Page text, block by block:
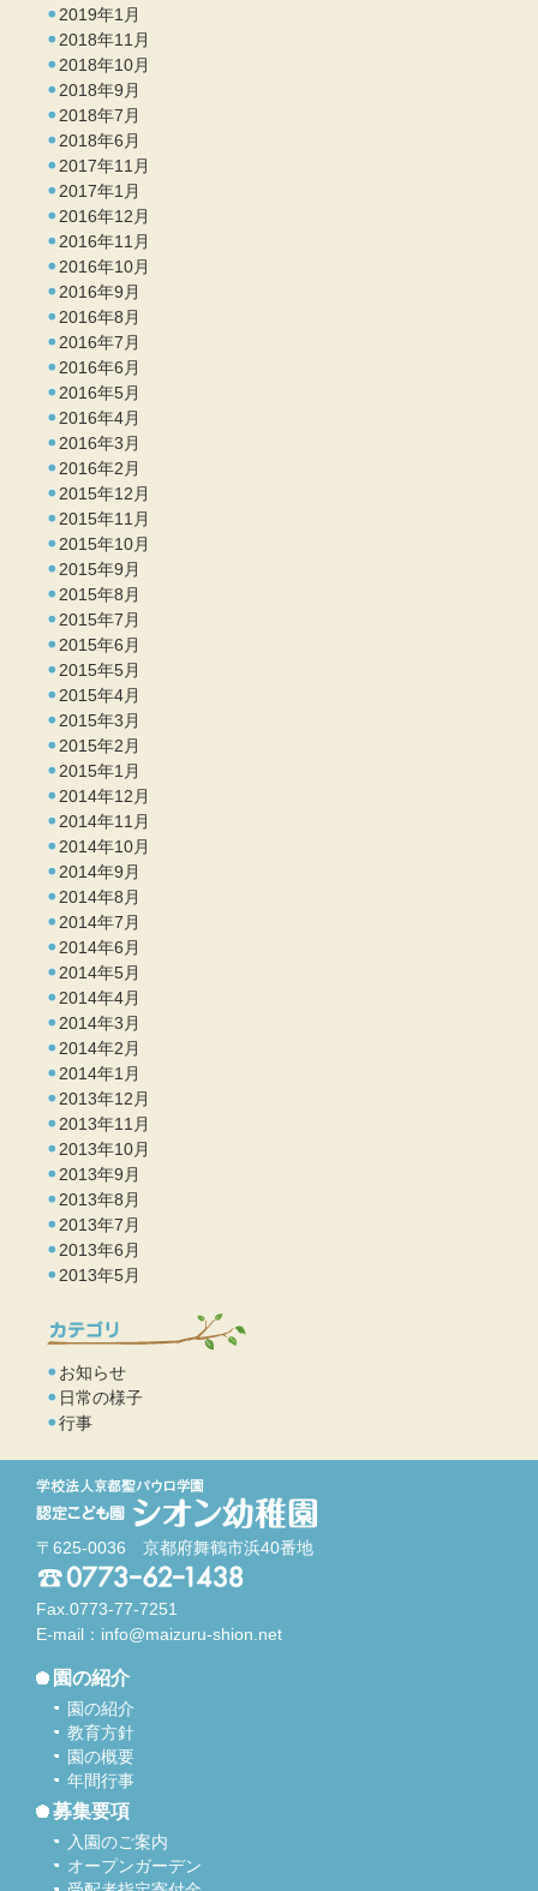
2019年1月
2018年11月
2018年10月
2018年9月
2018年7月
2018年6月
2017年11月
2017年1月
2016年12月
2016年11月
2016年10月
2016年9月
2016年8月
2016年7月
2016年6月
2016年5月
2016年4月
2016年3月
2016年2月
2015年12月
2015年11月
2015年10月
2015年9月
2015年8月
2015年7月
2015年6月
2015年5月
2015年4月
2015年3月
2015年2月
2015年1月
2014年12月
2014年11月
2014年10月
2014年9月
2014年8月
2014年7月
2014年6月
2014年5月
2014年4月
2014年3月
2014年2月
2014年1月
2013年12月
2013年11月
2013年10月
2013年9月
2013年8月
2013年7月
2013年6月
2013年5月
お知らせ
日常の様子
行事
〒625-0036 京都府舞鶴市浜40番地
Fax.0773-77-7251
E-mail： info@maizuru-shion.net
園の紹介
園の紹介
教育方針
園の概要
年間行事
募集要項
入園のご案内
オープンガーデン